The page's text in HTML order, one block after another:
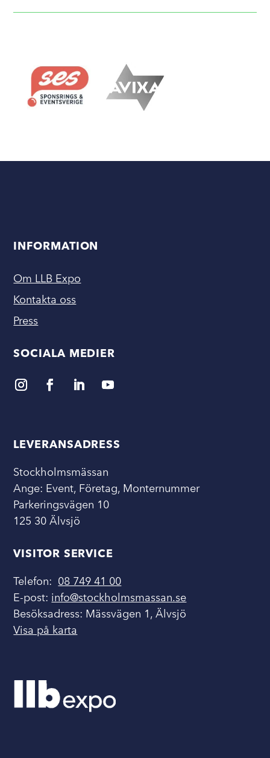
INFORMATION
Om LLB Expo
Kontakta oss
Press
SOCIALA MEDIER
LEVERANSADRESS
Stockholmsmässan
Ange: Event, Företag, Monternummer
Parkeringsvägen 10
125 30 Älvsjö
VISITOR SERVICE
Telefon: 08 749 41 00
E-post: info@stockholmsmassan.se
Besöksadress: Mässvägen 1, Älvsjö
Visa på karta